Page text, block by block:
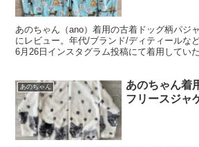
あのちゃん（ano）着用の古着ドッグ柄パジ
にレビュー。年代/ブランド/ディティールな
6月26日インスタグラム投稿にて着用してい
あのちゃん
あのちゃん着
フリースジャ